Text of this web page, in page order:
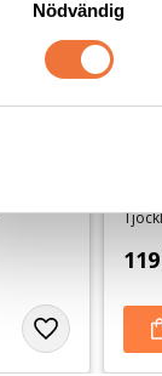
Nödvändig
119